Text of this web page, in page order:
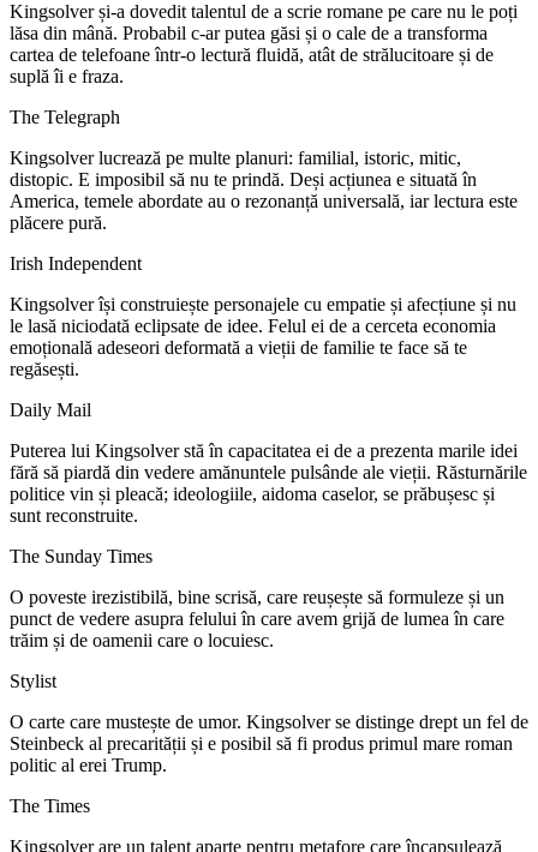
Kingsolver și-a dovedit talentul de a scrie romane pe care nu le poți
lăsa din mână. Probabil c-ar putea găsi și o cale de a transforma
cartea de telefoane într-o lectură fluidă, atât de strălucitoare și de
suplă îi e fraza.
The Telegraph
Kingsolver lucrează pe multe planuri: familial, istoric, mitic,
distopic. E imposibil să nu te prindă. Deși acțiunea e situată în
America, temele abordate au o rezonanță universală, iar lectura este
plăcere pură.
Irish Independent
Kingsolver își construiește personajele cu empatie și afecțiune și nu
le lasă niciodată eclipsate de idee. Felul ei de a cerceta economia
emoțională adeseori deformată a vieții de familie te face să te
regăsești.
Daily Mail
Puterea lui Kingsolver stă în capacitatea ei de a prezenta marile idei
fără să piardă din vedere amănuntele pulsânde ale vieții. Răsturnările
politice vin și pleacă; ideologiile, aidoma caselor, se prăbușesc și
sunt reconstruite.
The Sunday Times
O poveste irezistibilă, bine scrisă, care reușește să formuleze și un
punct de vedere asupra felului în care avem grijă de lumea în care
trăim și de oamenii care o locuiesc.
Stylist
O carte care mustește de umor. Kingsolver se distinge drept un fel de
Steinbeck al precarității și e posibil să fi produs primul mare roman
politic al erei Trump.
The Times
Kingsolver are un talent aparte pentru metafore care încapsulează